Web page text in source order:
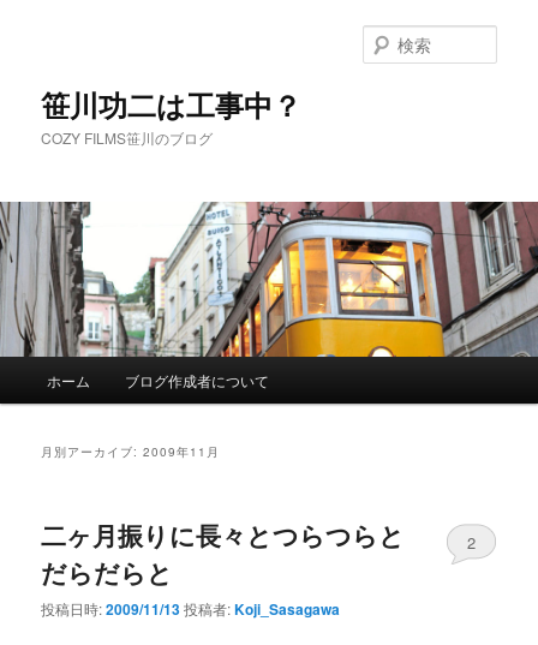
へ
移
動
移
動
笹川功二は工事中？
COZY FILMS笹川のブログ
索
ホーム ブログ作成者について
月別アーカイブ:2009年11月
二ヶ月振りに長々とつらつらと
だらだらと
投稿日時:2009/11/13投稿者:Koji_Sasagawa
2